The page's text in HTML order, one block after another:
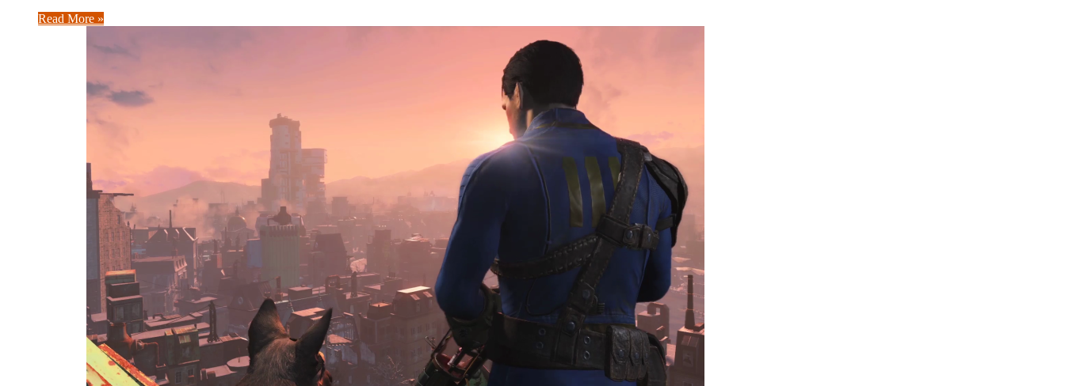
Read More »